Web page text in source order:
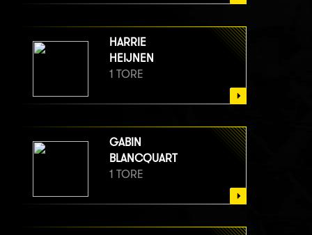
HARRIE
HEIJNEN
1 TORE
GABIN
BLANCQUART
1 TORE